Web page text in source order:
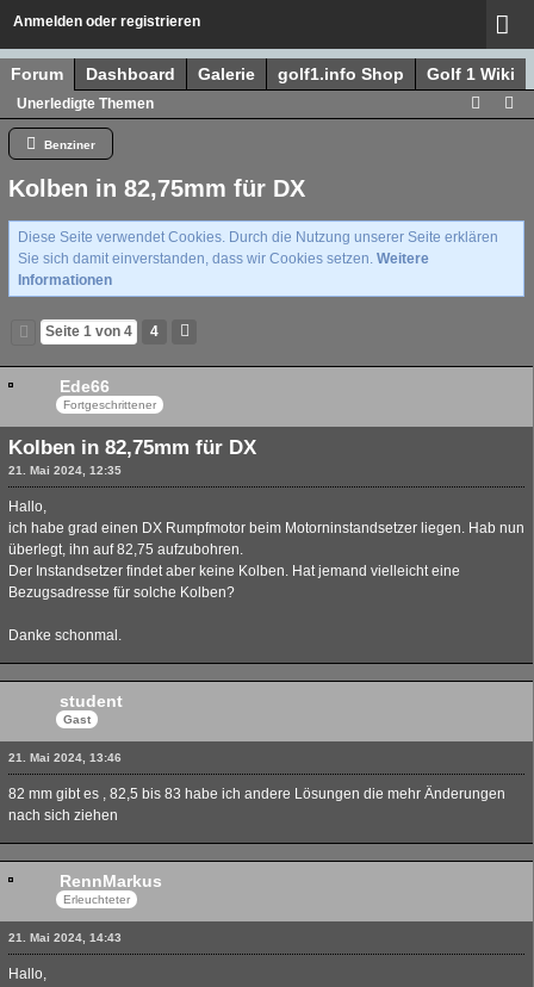
Anmelden oder registrieren
Forum Dashboard Galerie golf1.info Shop Golf 1 Wiki
Unerledigte Themen
Benziner
Kolben in 82,75mm für DX
Diese Seite verwendet Cookies. Durch die Nutzung unserer Seite erklären
Sie sich damit einverstanden, dass wir Cookies setzen. Weitere
Informationen
Seite 1 von 4 4
Ede66
Fortgeschrittener
Kolben in 82,75mm für DX
21. Mai 2024, 12:35
Hallo,
ich habe grad einen DX Rumpfmotor beim Motorninstandsetzer liegen. Hab nun
überlegt, ihn auf 82,75 aufzubohren.
Der Instandsetzer findet aber keine Kolben. Hat jemand vielleicht eine
Bezugsadresse für solche Kolben?
Danke schonmal.
student
Gast
21. Mai 2024, 13:46
82 mm gibt es , 82,5 bis 83 habe ich andere Lösungen die mehr Änderungen
nach sich ziehen
RennMarkus
Erleuchteter
21. Mai 2024, 14:43
Hallo,